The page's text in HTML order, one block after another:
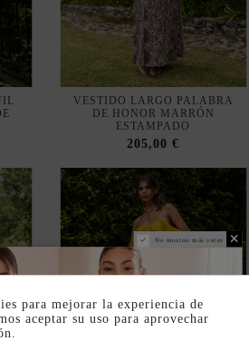
VESTIDO LARGO AMARILLO
AZAFRÁN CON SUTIL
ESTAMPADO Y ESCOTE
BARDOT
200,00 €